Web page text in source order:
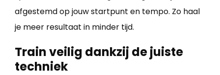
afgestemd op jouw startpunt en tempo. Zo haal
je meer resultaat in minder tijd.
Train veilig dankzij de juiste
techniek